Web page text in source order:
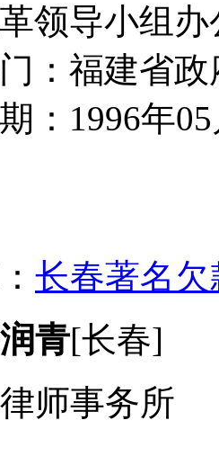
领导小组
福建省政
：1996年
长春著名
青[长春]
师事务所